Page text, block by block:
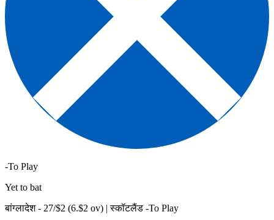
-To Play
Yet to bat
बांग्लादेश - 27/$2 (6.$2 ov) | स्कॉटलैंड -To Play